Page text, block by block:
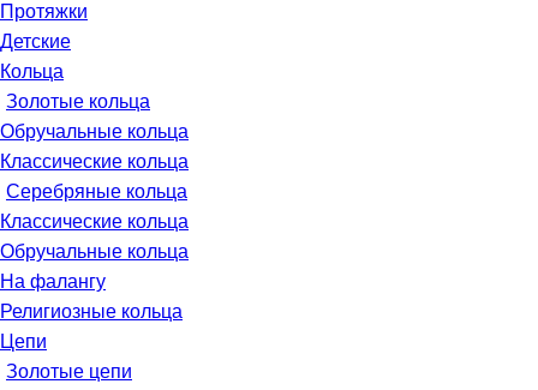
Протяжки
Детские
Кольца
Золотые кольца
Обручальные кольца
Классические кольца
Серебряные кольца
Классические кольца
Обручальные кольца
На фалангу
Религиозные кольца
Цепи
Золотые цепи